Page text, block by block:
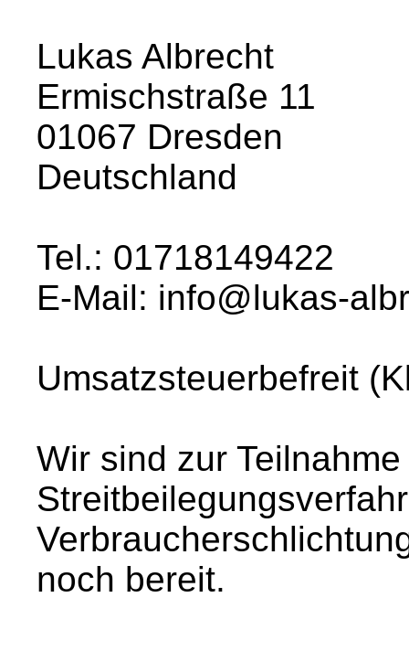
Lukas Albrecht
Ermischstraße 11
01067 Dresden
Deutschland
Tel.: 01718149422
E-Mail: info@lukas-
Umsatzsteuerbefreit
Wir sind zur
noch bereit.